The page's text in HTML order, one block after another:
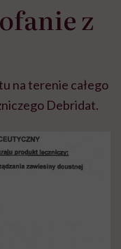
z
na terenie całego
Debridat.